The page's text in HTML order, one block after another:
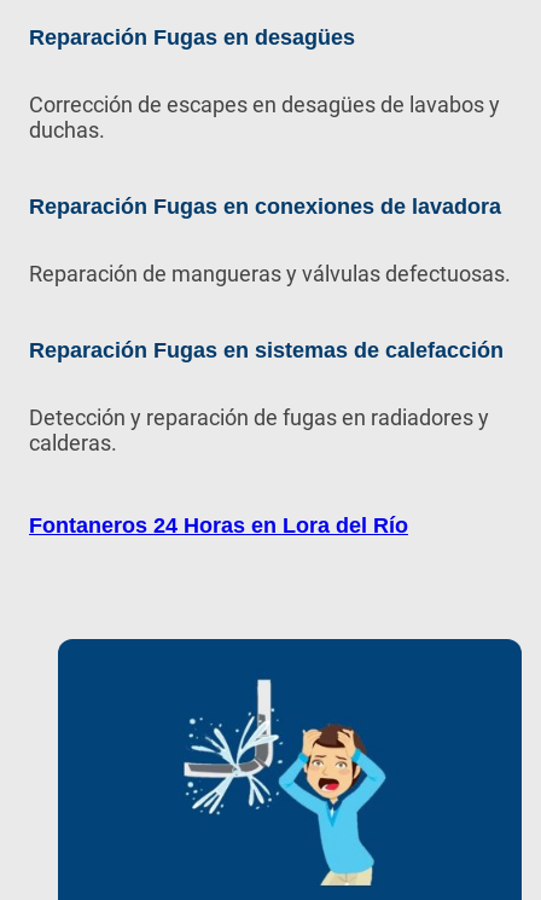
Reparación Fugas en desagües
Corrección de escapes en desagües de lavabos y
duchas.
Reparación Fugas en conexiones de lavadora
Reparación de mangueras y válvulas defectuosas.
Reparación Fugas en sistemas de calefacción
Detección y reparación de fugas en radiadores y
calderas.
Fontaneros 24 Horas en Lora del Río